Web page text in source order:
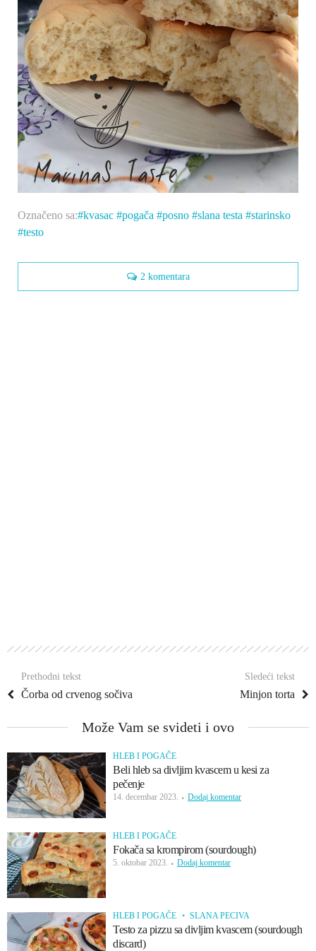
Označeno sa: kvasac pogača posno slana testa
starinsko
testo
2 komentara
Prethodni tekst
Čorba od crvenog sočiva
Sledeći tekst
Minjon torta
Može Vam se svideti i ovo
HLEB I POGAČE
Beli hleb sa divljim kvascem u kesi za
pečenje
14. decembar 2023. Dodaj komentar
HLEB I POGAČE
Fokača sa krompirom (sourdough)
5. oktobar 2023. Dodaj komentar
HLEB I POGAČE SLANA PECIVA
Testo za pizzu sa divljim kvascem (sourdough
discard)